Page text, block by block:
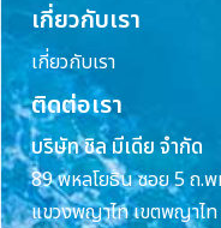
เกี่ยวกับเรา
เกี่ยวกับเรา
ติดต่อเรา
บริษัท ชิล มีเดีย จำกัด
89 พหลโยธิน ซอย 5 ถ.
แขวงพญาไท เขตพญาไ